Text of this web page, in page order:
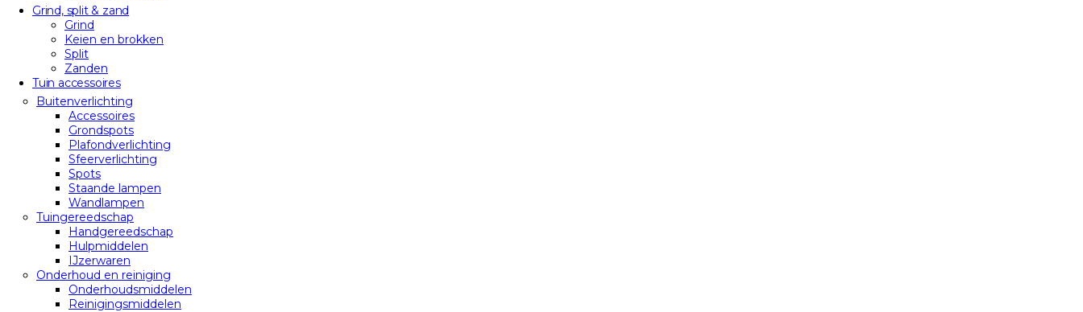
Grind, split & zand
Grind
Keien en brokken
Split
Zanden
Tuin accessoires
Buitenverlichting
Accessoires
Grondspots
Plafondverlichting
Sfeerverlichting
Spots
Staande lampen
Wandlampen
Tuingereedschap
Handgereedschap
Hulpmiddelen
IJzerwaren
Onderhoud en reiniging
Onderhoudsmiddelen
Reinigingsmiddelen